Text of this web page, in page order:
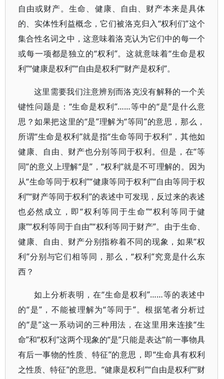
自由或财产。生命、健康、自由、财产本来是具体
的、实体性利益概念，它们被洛克归入“权利们”这个
集合性名词之中，这意味着洛克认为它们中的每一个
或每一项都是独立的“权利”。这就意味着“生命是权
利”“健康是权利”“自由是权利”“财产是权利”。
这里需要我们注意辨别而洛克没有解释的一个关
键性问题是：“生命是权利”……等中的“是”是什么意
思？如果把这里的“是”理解为“等同”的意思，那么，
所谓“生命是权利”就是指“生命等同于权利”，其他如
健康、自由、财产也分别等同于权利。但是，在“等
同”的意义上理解“是”，“权利”就是不可理解的。因为
从“生命等同于权利”“健康等同于权利”“自由等同于权
利”“财产等同于权利”的表述中可发现，反过来的表述
也必然成立，即“权利等同于生命”“权利等同于健
康”“权利等同于自由”“权利等同于财产”。由于生命、
健康、自由、财产分别指称着不同的现象，如果“权
利”分别与它们相等同，那么，“权利”究竟是什么东
西？
如上分析表明，在“生命是权利”……等的表述中
的“是”，不能被理解为“等同于”。根据笔者分析过
的“是”这一系动词的三种用法，在这里用来连接“生
命”和“权利”这两个现象的“是”只能是表达“前一事物具
有后一事物的性质、特征”的意思，即“生命具有权利
之性质、特征”的意思。“健康是权利”“自由是权利”“财